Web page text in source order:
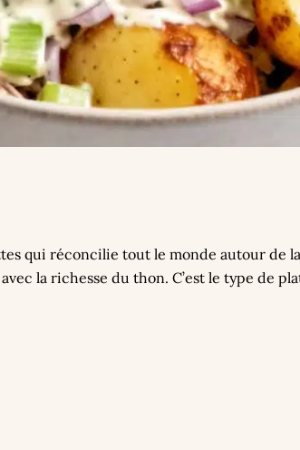
qui réconcilie tout le monde autour de
la richesse du thon. C’est le type de